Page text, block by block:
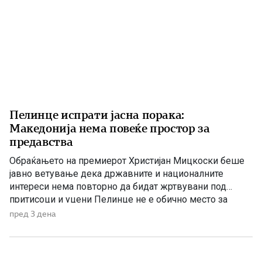
Пелинце испрати јасна порака:
Македонија нема повеќе простор за
предавства
Обраќањето на премиерот Христијан Мицкоски беше
јавно ветување дека државните и националните
интереси нема повторно да бидат жртвувани под
притисоци и уцени Пелинце не е обично место за
политички говори. Таму секој збор има поголема
државотворната мисла на македонскиот народ. Затоа
пред 3 дена